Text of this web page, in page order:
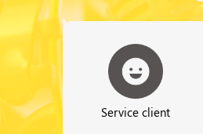
Service client